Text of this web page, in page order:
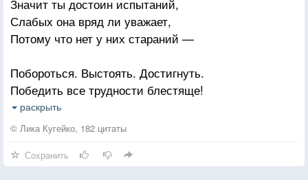
Значит ты достоин испытаний,
Слабых она вряд ли уважает,
Потому что нет у них стараний —
Побороться. Выстоять. Достигнуть.
Победить все трудности блестяще!
Встав с колен, победным громом крикнуть:
— Совершил Я Подвиг Настоящий!
раскрыть
© Лика Кугейко, 182 цитаты
Сохранить